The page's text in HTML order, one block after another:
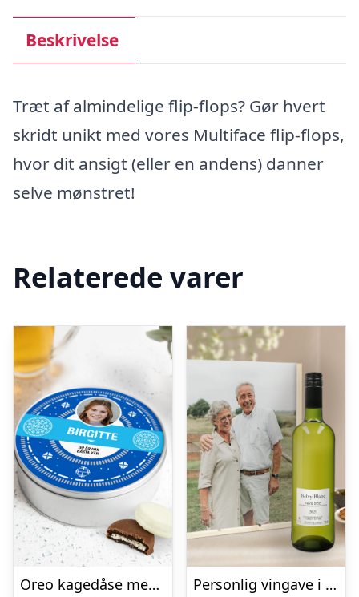
Beskrivelse
Træt af almindelige flip-flops? Gør hvert
skridt unikt med vores Multiface flip-flops,
hvor dit ansigt (eller en andens) danner
selve mønstret!
Relaterede varer
Oreo kagedåse med navn – rund
Personlig vingave i kasse – Belvy – Rød, Hvid og Rosé